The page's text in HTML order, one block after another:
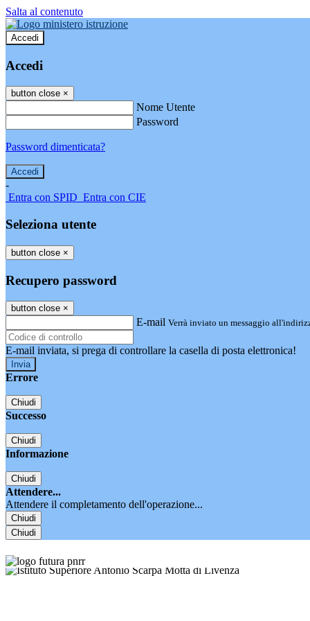
Salta al contenuto
Accedi
Accedi
button close ×
Nome Utente
Password
Password dimenticata?
-
Entra con SPID Entra con CIE
Seleziona utente
button close ×
Recupero password
button close ×
E-mail Verrà inviato un messaggio
E-mail inviata, si prega di controllare la casella di posta elettronica!
Errore
Chiudi
Successo
Chiudi
Informazione
Chiudi
Attendere...
Attendere il completamento dell'operazione...
Chiudi
Chiudi